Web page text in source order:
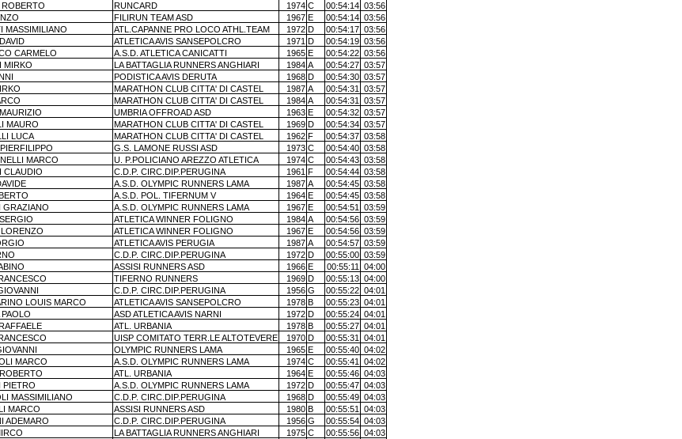
RUNCARD 1974 C 00:54:14 03:56
FILIRUN TEAM ASD 1967 E 00:54:14 03:56
MASSIMILIANO ATL.CAPANNE PRO LOCO ATHL.TEAM 1972 D 00:54:17 03:56
ATLETICA AVIS SANSEPOLCRO 1971 D 00:54:19 03:56
CARMELO A.S.D. ATLETICA CANICATTI 1965 E 00:54:22 03:56
MIRKO LA BATTAGLIA RUNNERS ANGHIARI 1984 A 00:54:27 03:57
PODISTICA AVIS DERUTA 1968 D 00:54:30 03:57
MARATHON CLUB CITTA' DI CASTEL 1987 A 00:54:31
03:57
MARATHON CLUB CITTA' DI CASTEL 1984 A 00:54:31
03:57
UMBRIA OFFROAD ASD 1963 E 00:54:32 03:57
MAURO MARATHON CLUB CITTA' DI CASTEL 1969 D 00:54:34 03:57
LUCA MARATHON CLUB CITTA' DI CASTEL 1962 F 00:54:37 03:58
G.S. LAMONE RUSSI ASD 1973 C 00:54:40 03:58
MARCO U. P.POLICIANO AREZZO ATLETICA 1974 C 00:54:43 03:58
CLAUDIO C.D.P. CIRC.DIP.PERUGINA 1961 F 00:54:44 03:58
A.S.D. OLYMPIC RUNNERS LAMA 1987 A 00:54:45 03:58
A.S.D. POL. TIFERNUM V 1964 E 00:54:45 03:58
GRAZIANO A.S.D. OLYMPIC RUNNERS LAMA 1967 E 00:54:51
03:59
ATLETICA WINNER FOLIGNO 1984 A 00:54:56 03:59
ATLETICA WINNER FOLIGNO 1967 E 00:54:56 03:59
ATLETICA AVIS PERUGIA 1987 A 00:54:57 03:59
C.D.P. CIRC.DIP.PERUGINA 1972 D 00:55:00 03:59
ASSISI RUNNERS ASD 1966 E 00:55:11
04:00
TIFERNO RUNNERS 1969 D 00:55:13 04:00
C.D.P. CIRC.DIP.PERUGINA 1956 G 00:55:22 04:01
LOUIS MARCO ATLETICA AVIS SANSEPOLCRO 1978 B 00:55:23 04:01
ASD ATLETICA AVIS NARNI 1972 D 00:55:24 04:01
ATL. URBANIA 1978 B 00:55:27 04:01
UISP COMITATO TERR.LE ALTOTEVERE 1970 D 00:55:31
04:01
OLYMPIC RUNNERS LAMA 1965 E 00:55:40 04:02
MARCO A.S.D. OLYMPIC RUNNERS LAMA 1974 C 00:55:41
04:02
ATL. URBANIA 1964 E 00:55:46 04:03
PIETRO A.S.D. OLYMPIC RUNNERS LAMA 1972 D 00:55:47 04:03
MASSIMILIANO C.D.P. CIRC.DIP.PERUGINA 1968 D 00:55:49 04:03
MARCO ASSISI RUNNERS ASD 1980 B 00:55:51
04:03
ADEMARO C.D.P. CIRC.DIP.PERUGINA 1956 G 00:55:54 04:03
LA BATTAGLIA RUNNERS ANGHIARI 1975 C 00:55:56 04:03